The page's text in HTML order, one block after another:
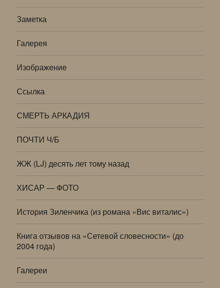
Заметка
Галерея
Изображение
Ссылка
СМЕРТЬ АРКАДИЯ
ПОЧТИ Ч/Б
ЖЖ (LJ) десять лет тому назад
ХИСАР — ФОТО
История Зиленчика (из романа «Вис виталис»)
Книга отзывов на «Сетевой словесности» (до
2004 года)
Галереи